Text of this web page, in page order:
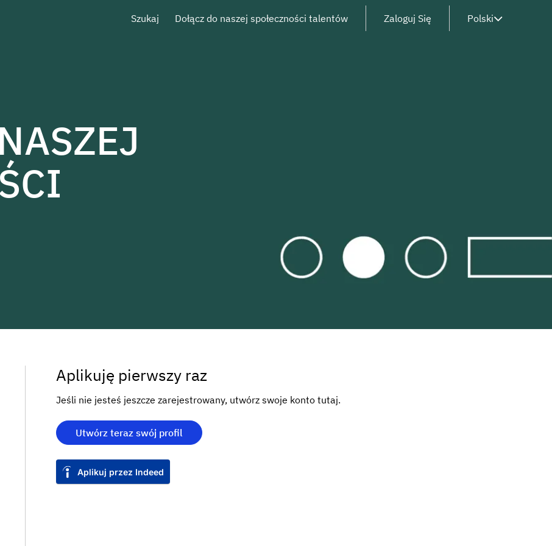
Szukaj Dołącz do naszej społeczności talentów Zaloguj Się Polski
Aplikuję pierwszy raz
Jeśli nie jesteś jeszcze zarejestrowany, utwórz swoje konto tutaj.
Utwórz teraz swój profil
Aplikuj przez Indeed